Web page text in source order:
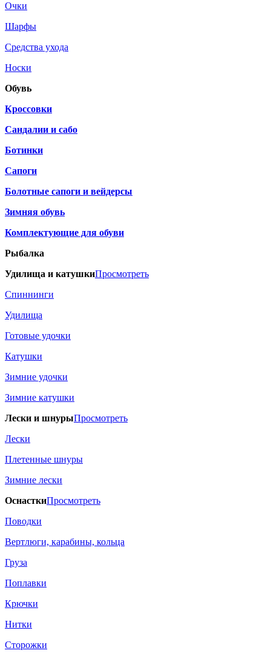
Очки
Шарфы
Средства ухода
Носки
Обувь
Кроссовки
Сандалии и сабо
Ботинки
Сапоги
Болотные сапоги и вейдерсы
Зимняя обувь
Комплектующие для обуви
Рыбалка
Удилища и катушкиПросмотреть
Спиннинги
Удилища
Готовые удочки
Катушки
Зимние удочки
Зимние катушки
Лески и шнурыПросмотреть
Лески
Плетенные шнуры
Зимние лески
ОснасткиПросмотреть
Поводки
Вертлюги, карабины, кольца
Груза
Поплавки
Крючки
Нитки
Сторожки